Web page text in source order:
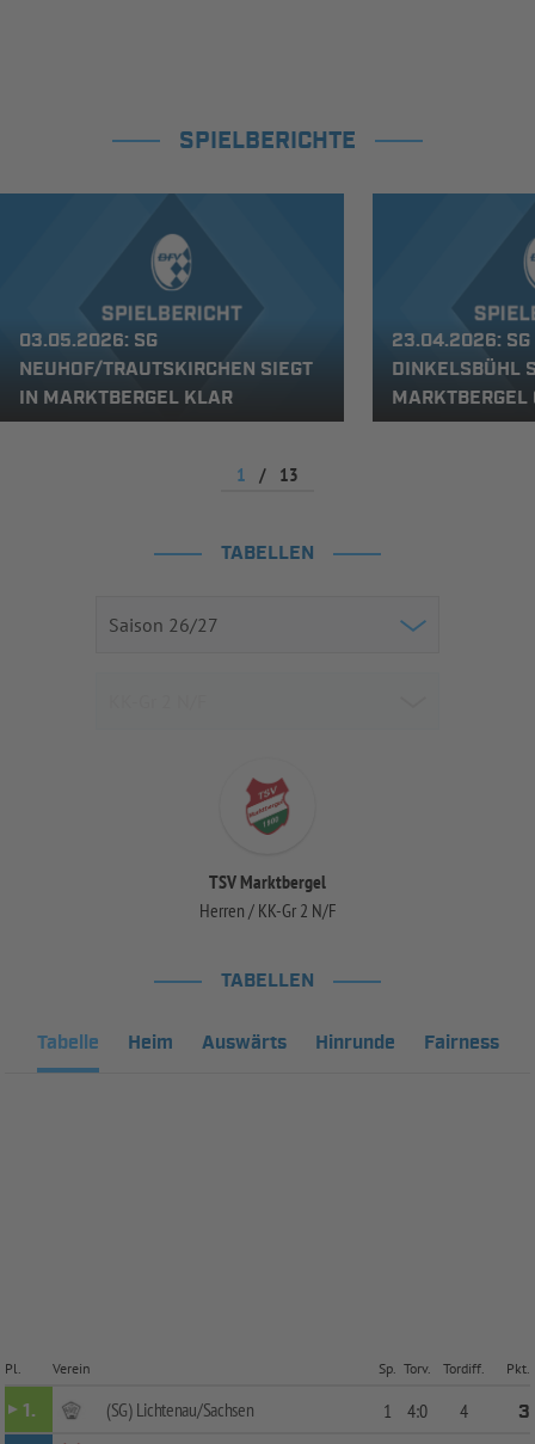
SPIELBERICHTE
03.05.2026: SG
NEUHOF/TRAUTSKIRCHEN SIEGT
IN MARKTBERGEL KLAR
23.04.2026: SG
DINKELSBÜHL
MARKTBERGEL
1 / 13
TABELLEN
TSV Marktbergel
Herren / KK-Gr 2 N/F
TABELLEN
Tabelle Heim Auswärts Hinrunde Fairness
Pl. Verein Sp. Torv. Tordiff. Pkt.
1. (SG) Lichtenau/Sachsen 1 4:0 4
3